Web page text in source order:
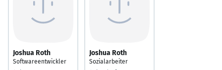
Joshua Roth
Softwareentwickler
Joshua Roth
Sozialarbeiter